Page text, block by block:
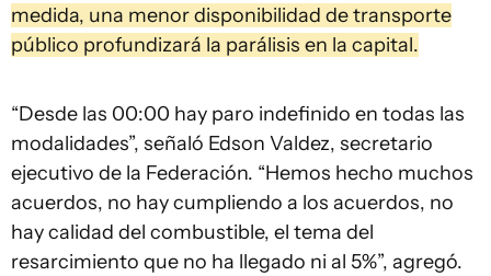
medida, una menor disponibilidad de transporte
público profundizará la parálisis en la capital.
“Desde las 00:00 hay paro indefinido en todas las
modalidades”, señaló Edson Valdez, secretario
ejecutivo de la Federación. “Hemos hecho muchos
acuerdos, no hay cumpliendo a los acuerdos, no
hay calidad del combustible, el tema del
resarcimiento que no ha llegado ni al 5%”, agregó.